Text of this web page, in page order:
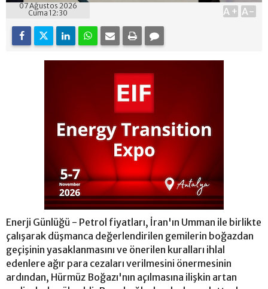
07 Ağustos 2026
Cuma 12:30
A+ A-
Enerji Günlüğü - Petrol fiyatları, İran'ın Umman ile birlikte
çalışarak düşmanca değerlendirilen gemilerin boğazdan
geçişinin yasaklanmasını ve önerilen kuralları ihlal
edenlere ağır para cezaları verilmesini önermesinin
ardından, Hürmüz Boğazı'nın açılmasına ilişkin artan